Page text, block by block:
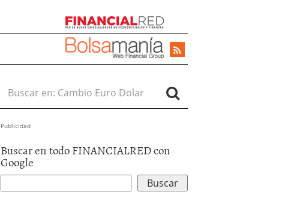
Buscar en:
Publicidad
Buscar en todo FINANCIALRED con
Google